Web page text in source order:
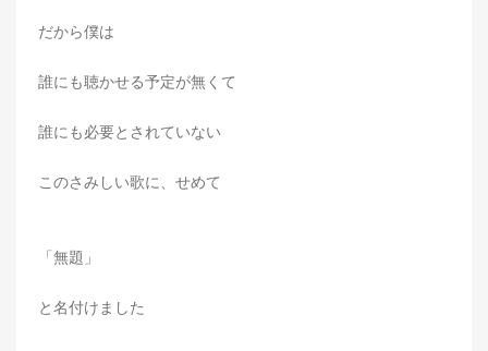
だから僕は
誰にも聴かせる予定が無くて
誰にも必要とされていない
このさみしい歌に、せめて
「無題」
と名付けました